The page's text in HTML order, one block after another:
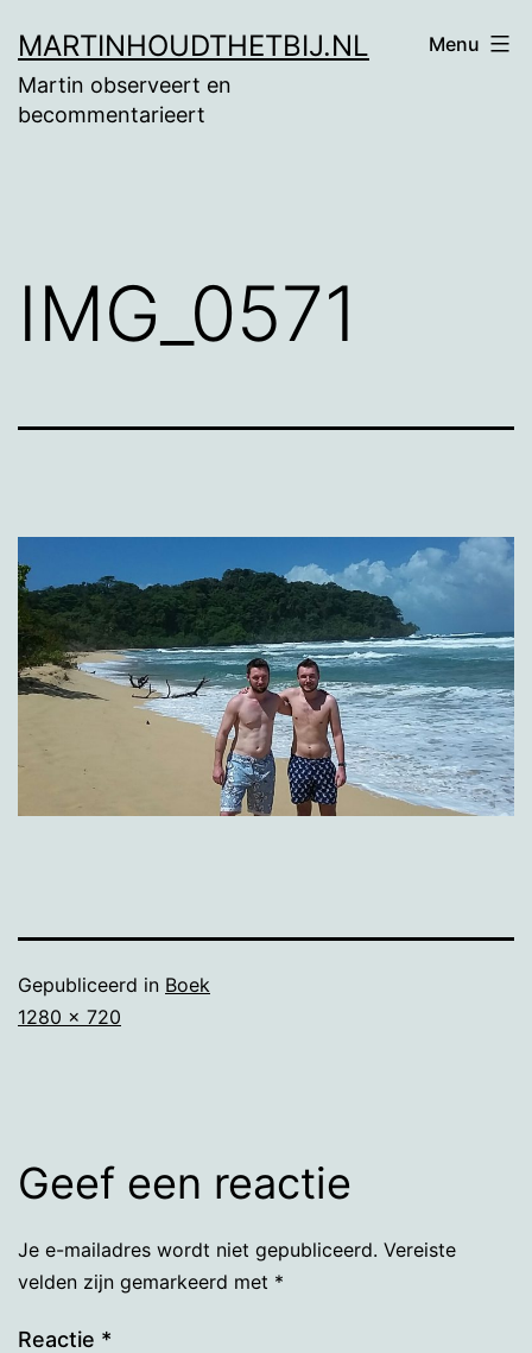
naar
de
MARTINHOUDTHETBIJ.NL
Martin observeert en
becommentarieert
Menu
IMG_0571
Gepubliceerd in Boek
Volledige
1280 × 720
Geef een reactie
Je e-mailadres wordt niet gepubliceerd. Vereiste
velden zijn gemarkeerd met *
Reactie *